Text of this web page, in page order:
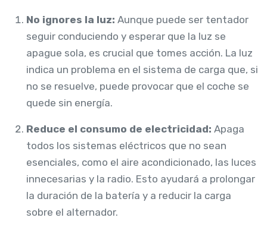
No ignores la luz: Aunque puede ser tentador
seguir conduciendo y esperar que la luz se
apague sola, es crucial que tomes acción. La luz
indica un problema en el sistema de carga que, si
no se resuelve, puede provocar que el coche se
quede sin energía.
Reduce el consumo de electricidad: Apaga
todos los sistemas eléctricos que no sean
esenciales, como el aire acondicionado, las luces
innecesarias y la radio. Esto ayudará a prolongar
la duración de la batería y a reducir la carga
sobre el alternador.